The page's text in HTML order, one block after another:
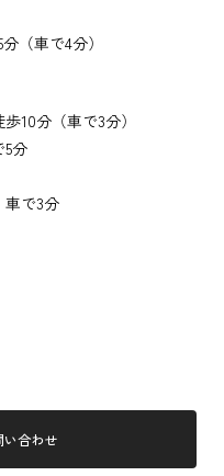
車で4分）
10分（車で3分）
分
で3分
い合わせ